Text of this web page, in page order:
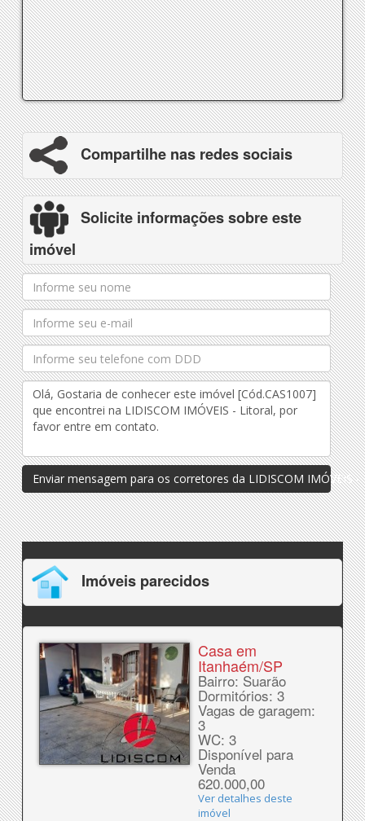
Compartilhe nas redes sociais
Solicite informações sobre este
imóvel
Enviar mensagem para os corretores da LIDISCOM IMÓVEIS -
Imóveis parecidos
Casa em
Itanhaém/SP
Bairro: Suarão
Dormitórios: 3
Vagas de garagem:
3
WC: 3
Disponível para
Venda
620.000,00
Ver detalhes deste
imóvel